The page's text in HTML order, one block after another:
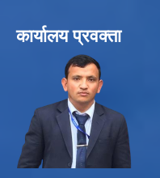
कार्यालय प्रवक्ता